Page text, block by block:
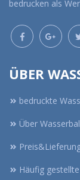
bedrucken als
ÜBER
bedruckte
Über
Häufig